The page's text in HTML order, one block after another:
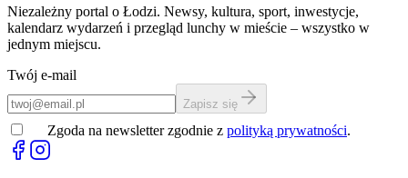
Niezależny portal o Łodzi. Newsy, kultura, sport, inwestycje,
kalendarz wydarzeń i przegląd lunchy w mieście – wszystko w
jednym miejscu.
Twój e-mail
Zapisz się
Zgoda na newsletter zgodnie z polityką prywatności.